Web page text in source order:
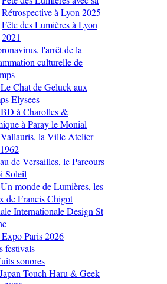
Rétrospective à Lyon 2025
Fête des Lumières à Lyon
2021
l'arrêt de la
culturelle de
Chat de Geluck aux
Elysees
à Charolles &
à Paray le Monial
la Ville Atelier
de Versailles, le Parcours
Soleil
monde de Lumières, les
de Francis Chigot
Internationale Design St
Expo Paris 2026
festivals
sonores
Touch Haru & Geek